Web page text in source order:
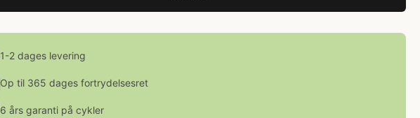
1-2 dages levering
Op til 365 dages fortrydelsesret
6 års garanti på cykler